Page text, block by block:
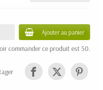
Ajouter au panier
commander ce produit est 50.